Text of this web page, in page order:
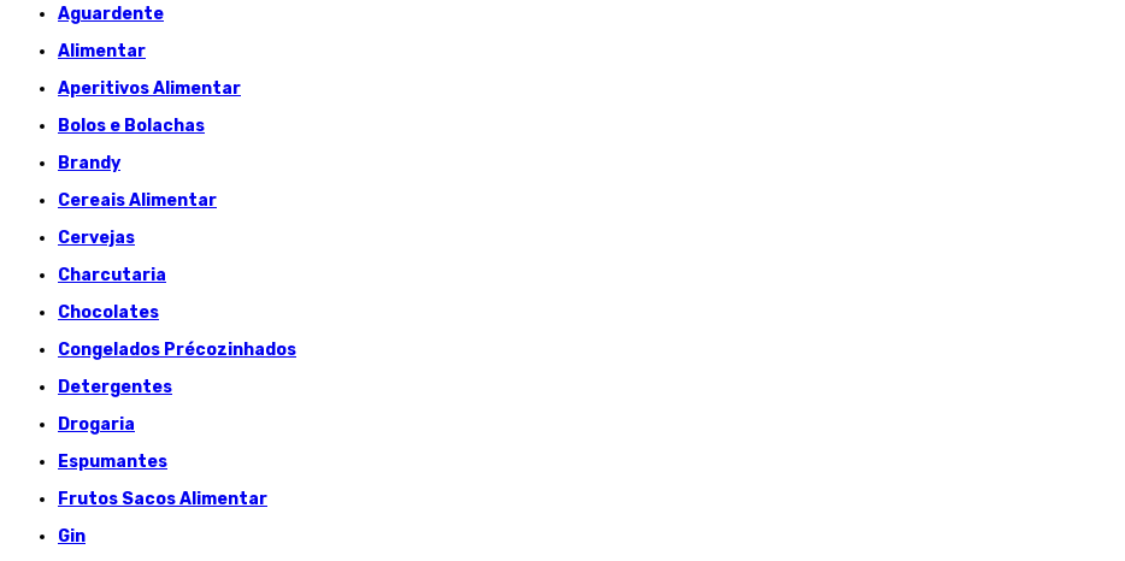
Aguardente
Alimentar
Aperitivos Alimentar
Bolos e Bolachas
Brandy
Cereais Alimentar
Cervejas
Charcutaria
Chocolates
Congelados Précozinhados
Detergentes
Drogaria
Espumantes
Frutos Sacos Alimentar
Gin